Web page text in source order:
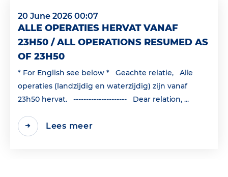
20 June 2026 00:07
ALLE OPERATIES HERVAT VANAF
23H50 / ALL OPERATIONS RESUMED AS
OF 23H50
* For English see below * Geachte relatie, Alle
operaties (landzijdig en waterzijdig) zijn vanaf
23h50 hervat. --------------------- Dear relation, ...
Lees meer